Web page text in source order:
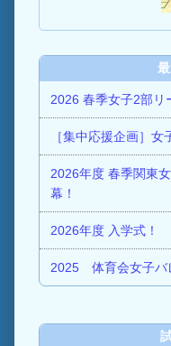
2026 春季女子2部
［集中応援企画］女
2026年度 春季関東
幕！
2026年度 入学式！
2025 体育会女子バ